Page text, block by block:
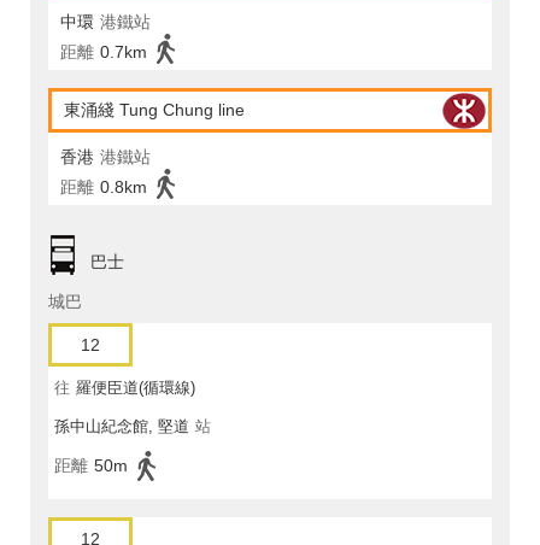
中環 港鐵站
距離 0.7km
東涌綫 Tung Chung line
香港 港鐵站
距離 0.8km
巴士
城巴
12
往 羅便臣道(循環線)
孫中山紀念館, 堅道 站
距離 50m
12